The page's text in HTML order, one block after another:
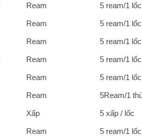
Ream 5 ream/1 lốc
Ream 5 ream/1 lốc
Ream 5 ream/1 lốc
Ream 5 ream/1 lốc
Ream 5 ream/1 lốc
Ream 5Ream/1
Xấp 5 xấp / lốc
Ream 5 ream/1 lốc